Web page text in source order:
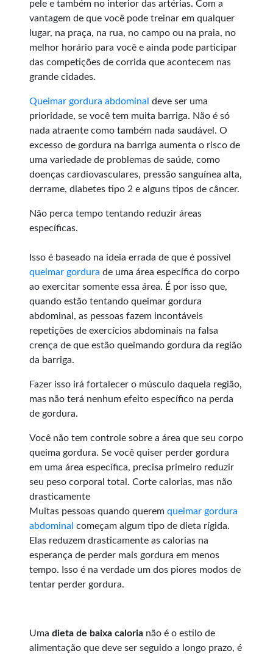
pele e também no interior das artérias. Com a
vantagem de que você pode treinar em qualquer
lugar, na praça, na rua, no campo ou na praia, no
melhor horário para você e ainda pode participar
das competições de corrida que acontecem nas
grande cidades.
Queimar gordura abdominal deve ser uma
prioridade, se você tem muita barriga. Não é só
nada atraente como também nada saudável. O
excesso de gordura na barriga aumenta o risco de
uma variedade de problemas de saúde, como
doenças cardiovasculares, pressão sanguínea alta,
derrame, diabetes tipo 2 e alguns tipos de câncer.
Não perca tempo tentando reduzir áreas
específicas.
Isso é baseado na ideia errada de que é possível
queimar gordura de uma área específica do corpo
ao exercitar somente essa área. É por isso que,
quando estão tentando queimar gordura
abdominal, as pessoas fazem incontáveis
repetições de exercícios abdominais na falsa
crença de que estão queimando gordura da região
da barriga.
Fazer isso irá fortalecer o músculo daquela região,
mas não terá nenhum efeito específico na perda
de gordura.
Você não tem controle sobre a área que seu corpo
queima gordura. Se você quiser perder gordura
em uma área específica, precisa primeiro reduzir
seu peso corporal total. Corte calorias, mas não
drasticamente
Muitas pessoas quando querem queimar gordura
abdominal começam algum tipo de dieta rígida.
Elas reduzem drasticamente as calorias na
esperança de perder mais gordura em menos
tempo. Isso é na verdade um dos piores modos de
tentar perder gordura.
Uma dieta de baixa caloria não é o estilo de
alimentação que deve ser seguido a longo prazo, é